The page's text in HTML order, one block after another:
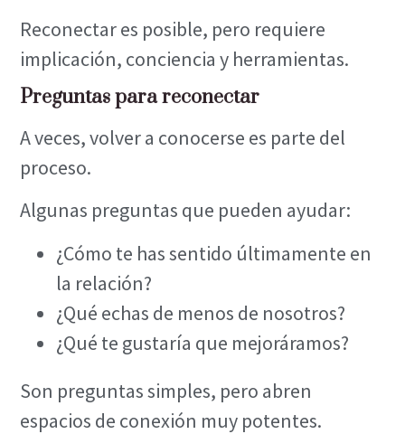
Reconectar es posible, pero requiere
implicación, conciencia y herramientas.
Preguntas para reconectar
A veces, volver a conocerse es parte del
proceso.
Algunas preguntas que pueden ayudar:
¿Cómo te has sentido últimamente en
la relación?
¿Qué echas de menos de nosotros?
¿Qué te gustaría que mejoráramos?
Son preguntas simples, pero abren
espacios de conexión muy potentes.